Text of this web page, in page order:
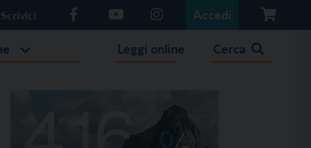
Scrivici Accedi
Leggi online Cerca